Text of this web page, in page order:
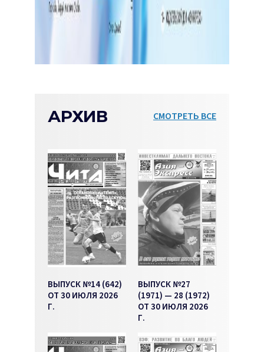
АРХИВ СМОТРЕТЬ ВСЕ
ВЫПУСК №14 (642)
ОТ 30 ИЮЛЯ 2026
Г.
ВЫПУСК №27
(1971) — 28 (1972)
ОТ 30 ИЮЛЯ 2026
Г.